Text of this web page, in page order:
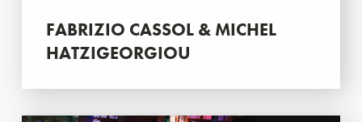
FABRIZIO CASSOL & MICHEL
HATZIGEORGIOU